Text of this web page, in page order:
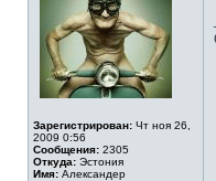
Зарегистрирован: Чт ноя 26,
2009 0:56
Сообщения: 2305
Откуда: Эстония
Имя: Александер